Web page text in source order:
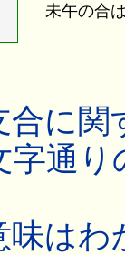
未午の合
に関
字通
はわ